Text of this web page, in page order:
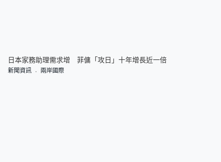
日本家務助理需求增 菲傭「攻日」十年增長近一倍
新聞資訊 兩岸國際